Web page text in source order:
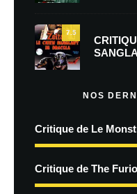
7.5
NOS
Critique de Le
Critique de The